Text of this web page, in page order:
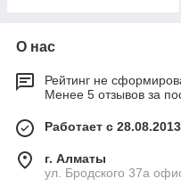
О нас
Рейтинг не
Менее 5 отзывов за
Работает с 28.08.2013
г. Алматы
ул. Бродского 37а